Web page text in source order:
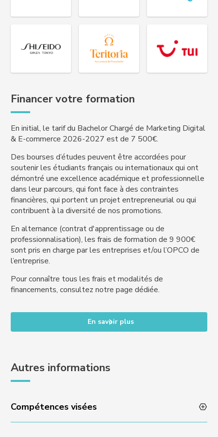
Financer votre formation
En initial, le tarif du Bachelor Chargé de Marketing Digital
& E-commerce 2026-2027 est de 7 500€.
Des bourses d’études peuvent être accordées pour
soutenir les étudiants français ou internationaux qui ont
démontré une excellence académique et professionnelle
dans leur parcours, qui font face à des contraintes
financières, qui portent un projet entrepreneurial ou qui
contribuent à la diversité de nos promotions.
En alternance (contrat d'apprentissage ou de
professionnalisation), les frais de formation de 9 900€
sont pris en charge par les entreprises et/ou l’OPCO de
l’entreprise.
Pour connaître tous les frais et modalités de
financements, consultez notre page dédiée.
En savoir plus
Autres informations
Compétences visées